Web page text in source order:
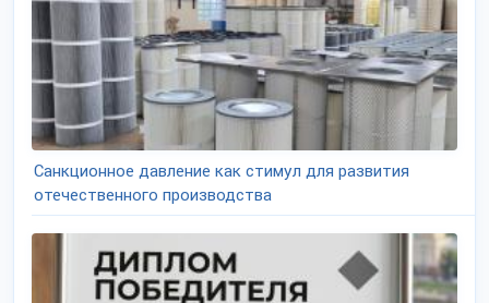
Санкционное давление как стимул для развития
отечественного производства